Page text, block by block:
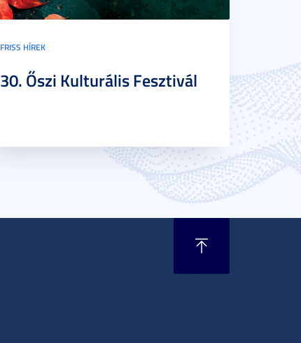
FRISS HÍREK
30. Őszi Kulturális Fesztivál